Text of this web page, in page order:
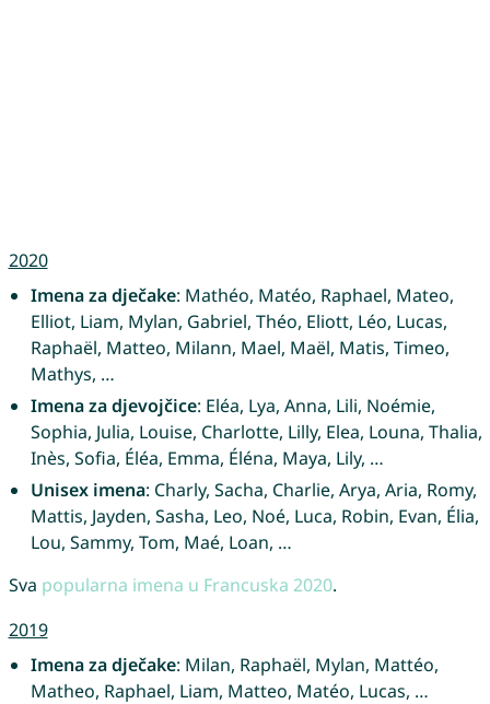
2020
Imena za dječake: Mathéo, Matéo, Raphael, Mateo,
Elliot, Liam, Mylan, Gabriel, Théo, Eliott, Léo, Lucas,
Raphaël, Matteo, Milann, Mael, Maël, Matis, Timeo,
Mathys, …
Imena za djevojčice: Eléa, Lya, Anna, Lili, Noémie,
Sophia, Julia, Louise, Charlotte, Lilly, Elea, Louna, Thalia,
Inès, Sofia, Éléa, Emma, Éléna, Maya, Lily, …
Unisex imena: Charly, Sacha, Charlie, Arya, Aria, Romy,
Mattis, Jayden, Sasha, Leo, Noé, Luca, Robin, Evan, Élia,
Lou, Sammy, Tom, Maé, Loan, …
Sva popularna imena u Francuska 2020.
2019
Imena za dječake: Milan, Raphaël, Mylan, Mattéo,
Matheo, Raphael, Liam, Matteo, Matéo, Lucas, …